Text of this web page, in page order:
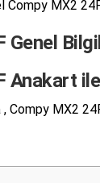
MX2
Genel
Anakart
Compy MX2